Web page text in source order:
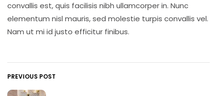
convallis est, quis facilisis nibh ullamcorper in. Nunc
elementum nisl mauris, sed molestie turpis convallis vel.
Nam ut mi id justo efficitur finibus.
PREVIOUS POST